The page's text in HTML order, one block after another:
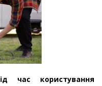
час користування